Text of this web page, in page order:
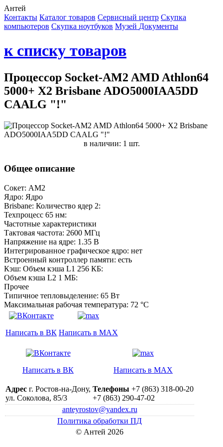
Антей
Контакты Каталог товаров Сервисный центр Cкупка
компьютеров Cкупка ноутбуков Музей Документы
к списку товаров
Процессор Socket-AM2 AMD Athlon64
5000+ X2 Brisbane ADO5000IAA5DD
CAALG "!"
в наличии: 1 шт.
Общее описание
Сокет: AM2
Ядро: Ядро
Brisbane: Количество ядер 2:
Техпроцесс 65 нм:
Частотные характеристики
Тактовая частота: 2600 МГц
Напряжение на ядре: 1.35 B
Интегрированное графическое ядро: нет
Встроенный контроллер памяти: есть
Кэш: Объем кэша L1 256 КБ:
Объем кэша L2 1 МБ:
Прочее
Типичное тепловыделение: 65 Вт
Максимальная рабочая температура: 72 °C
Написать в ВК Написать в MAX
Написать в ВК Написать в MAX
Адрес г. Ростов-на-Дону,
ул. Соколова, 85/3
Телефоны +7 (863) 318-00-20
+7 (863) 290-47-02
anteyrostov@yandex.ru
Политика обработки ПД
© Антей 2026